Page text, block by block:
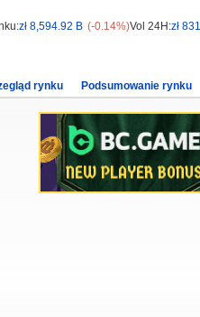
zł 8,594.92 B (-0.14%)Vol 24H:zł
rynku Podsumowanie rynku